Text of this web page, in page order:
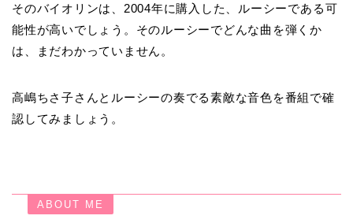
そのバイオリンは、2004年に購入した、ルーシーである可
能性が高いでしょう。そのルーシーでどんな曲を弾くか
は、まだわかっていません。
高嶋ちさ子さんとルーシーの奏でる素敵な音色を番組で確
認してみましょう。
ABOUT ME